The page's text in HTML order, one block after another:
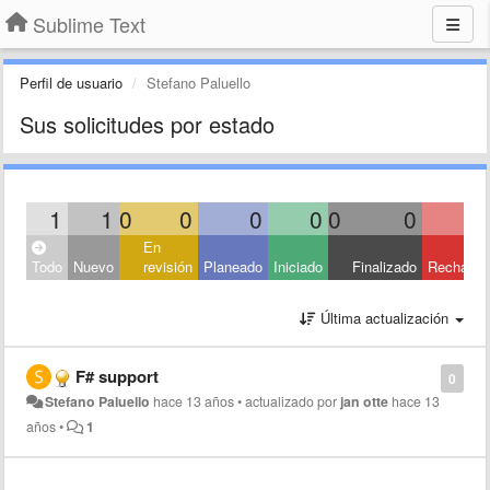
Sublime Text
Perfil de usuario Stefano Paluello
Sus solicitudes por estado
1 1 0 0 0 0 0 0
Todo Nuevo
En
revisión Planeado Iniciado Finalizado
Última actualización
0
F# support
Stefano Paluello hace 13 años•actualizado por jan otte hace 13
años• 1